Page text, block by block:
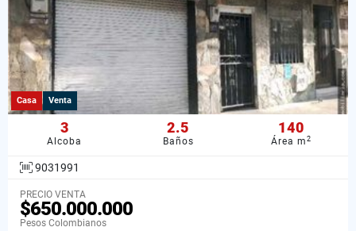
Casa Venta
3
Alcoba
2.5
Baños
140
Área m2
9031991
PRECIO VENTA
$650.000.000
Pesos Colombianos